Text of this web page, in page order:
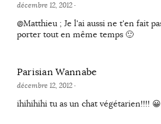
décembre 12, 2012·
@Matthieu ; Je l'ai aussi ne t'en fait
porter tout en même temps 🙂
Parisian Wannabe
décembre 12, 2012·
ihihihihi tu as un chat végétarien!!!! 😀